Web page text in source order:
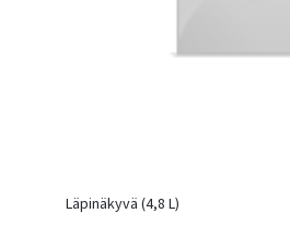
Läpinäkyvä (4,8 L)